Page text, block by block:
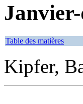
Table des matières
Kipfer,